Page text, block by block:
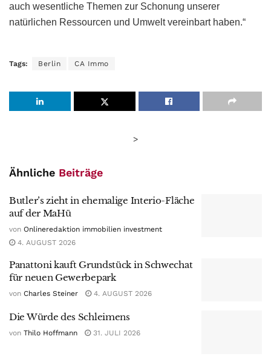
auch wesentliche Themen zur Schonung unserer
natürlichen Ressourcen und Umwelt vereinbart haben.“
Tags: Berlin CA Immo
>
Ähnliche Beiträge
Butler’s zieht in ehemalige Interio-Fläche
auf der MaHü
von Onlineredaktion immobilien investment
4. AUGUST 2026
Panattoni kauft Grundstück in Schwechat
für neuen Gewerbepark
von Charles Steiner 4. AUGUST 2026
Die Würde des Schleimens
von Thilo Hoffmann 31. JULI 2026